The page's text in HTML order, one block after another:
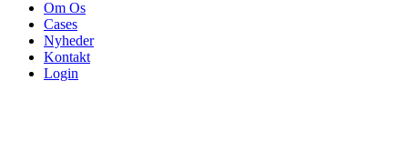
Om Os
Cases
Nyheder
Kontakt
Login